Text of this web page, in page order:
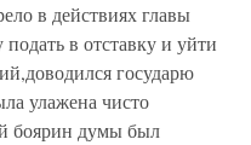
в действиях главы
в отставку и уйти
государю
улажена чисто
боярин думы был